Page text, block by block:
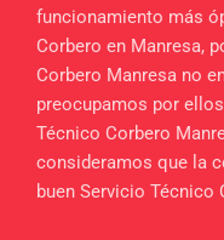
funcionamiento más
Corbero en Manresa,
Corbero Manresa no
preocupamos por
Técnico Corbero
consideramos que la
buen Servicio Técnico